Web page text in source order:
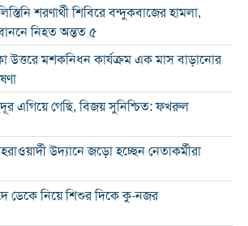
শরণার্থী শিবিরে বন্দুকবাজের হামলা,
নিহত অন্তত ৫
উত্তরে মশকনিধন কার্যক্রম এক মাস বাড়ানোর
এগিয়ে গেছি, বিজয় সুনিশ্চিত: ফখরুল
উদ্যানে জড়ো হচ্ছেন নেতাকর্মীরা
ডেকে নিয়ে শিশুর দিকে কু-নজর